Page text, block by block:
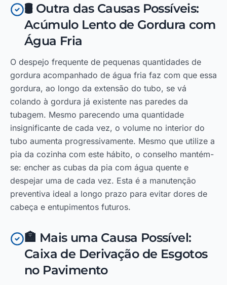
🛢️ Outra das Causas Possíveis:
Acúmulo Lento de Gordura com
Água Fria
O despejo frequente de pequenas quantidades de
gordura acompanhado de água fria faz com que essa
gordura, ao longo da extensão do tubo, se vá
colando à gordura já existente nas paredes da
tubagem. Mesmo parecendo uma quantidade
insignificante de cada vez, o volume no interior do
tubo aumenta progressivamente. Mesmo que utilize a
pia da cozinha com este hábito, o conselho mantém-
se: encher as cubas da pia com água quente e
despejar uma de cada vez. Esta é a manutenção
preventiva ideal a longo prazo para evitar dores de
cabeça e entupimentos futuros.
🏣 Mais uma Causa Possível:
Caixa de Derivação de Esgotos
no Pavimento